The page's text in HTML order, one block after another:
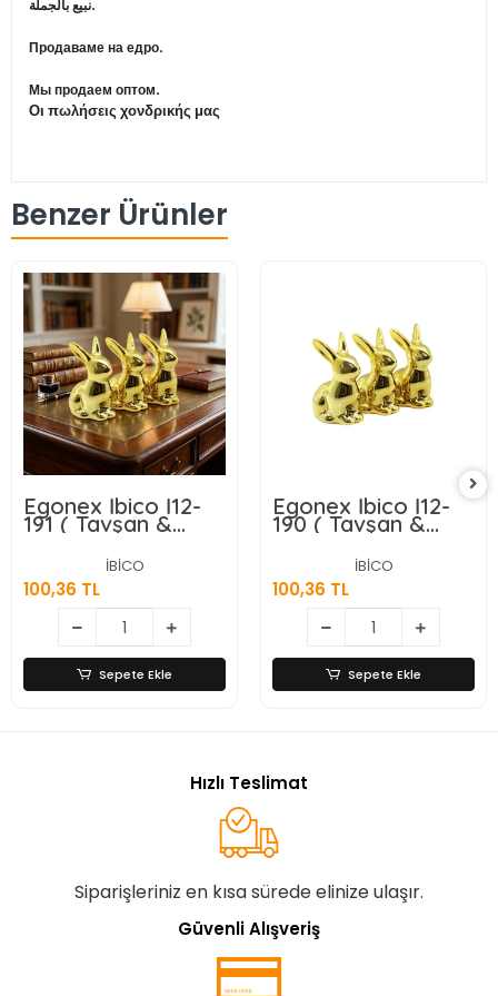
نبيع بالجملة.
Продаваме на едро.
Мы продаем оптом.
Οι πωλήσεις χονδρικής μας
Benzer Ürünler
Egonex İbico İ12-
191 ( Tavşan &
Orta ) ( Gold &
Seramik ) Biblo &
Dekoratif Süs
Eşyası*12x12
İBİCO
100,36 TL
Sepete Ekle
Egonex İbico İ12-
190 ( Tavşan &
Orta ) ( Gold &
Seramik ) Biblo &
Dekoratif Süs
Eşyası*12x16
İBİCO
100,36 TL
Sepete Ekle
Hızlı Teslimat
Siparişleriniz en kısa sürede elinize ulaşır.
Güvenli Alışveriş